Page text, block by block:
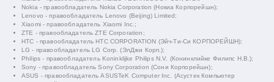
Nokia - правообладатель Nokia Corporation (Нокиа Корпорейшн);
Lenovo - правообладатель Lenovo (Beijing) Limited;
Xiaomi - правообладатель Xiaomi Inc.;
ZTE - правообладатель ZTE Corporation;
HTC - правообладатель HTC CORPORATION (Эйч-Ти-Си КОРПОРЕЙШН);
LG - правообладатель LG Corp. (ЭлДжи Корп.);
Philips - правообладатель Koninklijke Philips N.V. (Конинклийке Филипс Н.В.);
Sony - правообладатель Sony Corporation (Сони Корпорейшн);
ASUS - правообладатель ASUSTeK Computer Inc. (Асустек Компьютер